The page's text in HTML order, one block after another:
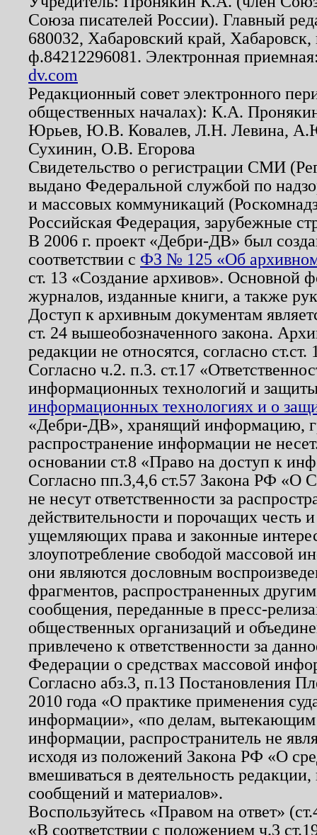
Союза писателей России). Главный
680032, Хабаровский край,
ф.84212296081. Электронная
dv.com
Редакционный совет электронного
общественных началах): К.А.
Юрьев, Ю.В. Ковалев, Л.Н. Левина,
Сухинин, О.В. Егорова
Свидетельство о регистрации СМИ
выдано Федеральной службой по
и массовых коммуникаций
Российская Федерация, зарубежные
В 2006 г. проект «Дебри-ДВ» был
соответствии с ФЗ № 125 «Об
ст. 13 «Создание архивов». Основной
журналов, изданные книги, а также
Доступ к архивным документам
ст. 24 вышеобозначенного закона.
редакции не относятся, согласно
Согласно ч.2. п.3. ст.17
информационных технологий и
информационных технологиях и о
«Дебри-ДВ», хранящий информацию,
распространение информации не
основании ст.8 «Право на доступ к
Согласно пп.3,4,6 ст.57 Закона РФ «О
не несут ответственности за
действительности и порочащих честь
ущемляющих права и законные
злоупотребление свободой массовой
они являются дословным
фрагментов, распространенных
сообщения, переданные в пресс-
общественных организаций и
привлечено к ответственности за
Федерации о средствах массовой
Согласно абз.3, п.13 Постановления
2010 года «О практике применения
информации», «по делам, вытекающим
информации, распространитель не
исходя из положений Закона РФ «О
вмешиваться в деятельность
сообщений и материалов».
Воспользуйтесь «Правом на ответ»
«В соответствии с положением ч.3